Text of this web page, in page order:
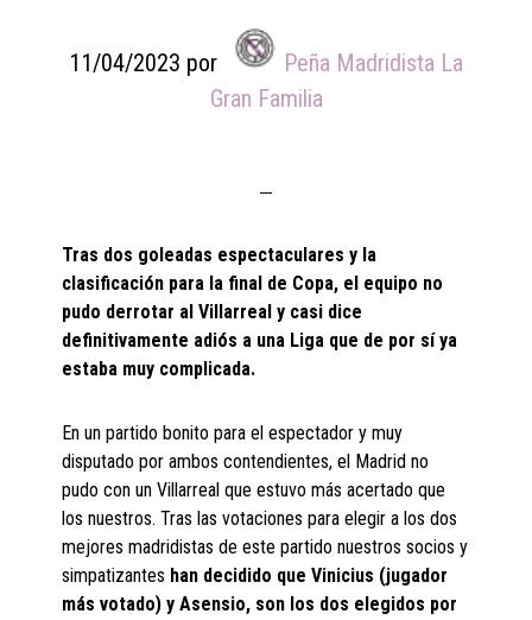
11/04/2023 por
Peña Madridista La
Gran Familia
Tras dos goleadas espectaculares y la
clasificación para la final de Copa, el equipo no
pudo derrotar al Villarreal y casi dice
definitivamente adiós a una Liga que de por sí ya
estaba muy complicada.
En un partido bonito para el espectador y muy
disputado por ambos contendientes, el Madrid no
pudo con un Villarreal que estuvo más acertado que
los nuestros. Tras las votaciones para elegir a los dos
mejores madridistas de este partido nuestros socios y
simpatizantes han decidido que Vinicius (jugador
más votado) y Asensio, son los dos elegidos por